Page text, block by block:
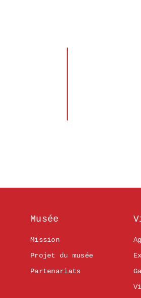
Musée
Mission
Projet du musée
Partenariats